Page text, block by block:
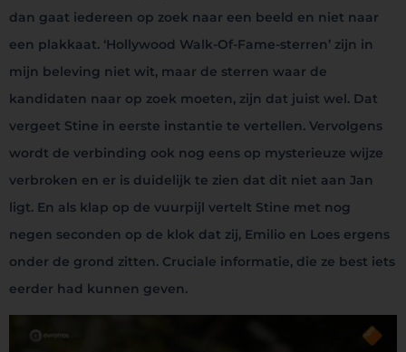
dan gaat iedereen op zoek naar een beeld en niet naar
een plakkaat. ‘Hollywood Walk-Of-Fame-sterren’ zijn in
mijn beleving niet wit, maar de sterren waar de
kandidaten naar op zoek moeten, zijn dat juist wel. Dat
vergeet Stine in eerste instantie te vertellen. Vervolgens
wordt de verbinding ook nog eens op mysterieuze wijze
verbroken en er is duidelijk te zien dat dit niet aan Jan
ligt. En als klap op de vuurpijl vertelt Stine met nog
negen seconden op de klok dat zij, Emilio en Loes ergens
onder de grond zitten. Cruciale informatie, die ze best iets
eerder had kunnen geven.